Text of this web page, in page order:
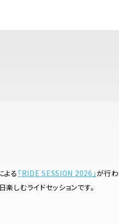
よる 「RIDE SESSION 2026」が行わ
しむライドセッションです。